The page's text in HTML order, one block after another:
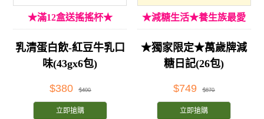
★滿12盒送搖搖杯★
乳清蛋白飲-紅豆牛乳口
味(43gx6包)
$380 $400
立即搶購
★減糖生活★養生族最愛
★獨家限定★萬歲牌減
糖日記(26包)
$749 $870
立即搶購